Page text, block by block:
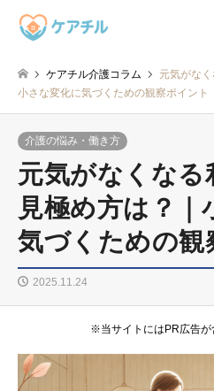
ケアチル介護コラム
元気がな
小さな変化に気づくための観察ポイント
介護の悩み・働き方
元気がなくなる
見極め方は？｜
気づくための観
2025.11.24
※当サイトにはPR広告が